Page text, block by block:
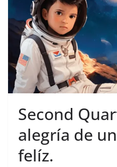
Second
alegría de
felíz.